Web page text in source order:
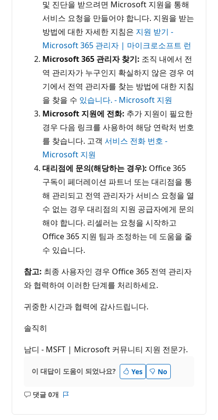
및 진단을 받으려면 Microsoft 지원을 통해
서비스 요청을 만들어야 합니다. 지원을 받는
방법에 대한 자세한 지침은 지원 받기 -
Microsoft 365 관리자 | 마이크로소프트 런
Microsoft 365 관리자 찾기: 조직 내에서 전
역 관리자가 누구인지 확실하지 않은 경우 여
기에서 전역 관리자를 찾는 방법에 대한 지침
을 찾을 수 있습니다. - Microsoft 지원
Microsoft 지원에 전화: 추가 지원이 필요한
경우 다음 링크를 사용하여 해당 연락처 번호
를 찾습니다. 고객 서비스 전화 번호 -
Microsoft 지원
대리점에 문의(해당하는 경우): Office 365
구독이 페더레이션 파트너 또는 대리점을 통
해 관리되고 전역 관리자가 서비스 요청을 열
수 없는 경우 대리점의 지원 공급자에게 문의
해야 합니다. 리셀러는 요청을 시작하고
Office 365 지원 팀과 조정하는 데 도움을 줄
수 있습니다.
참고: 최종 사용자인 경우 Office 365 전역 관리자
와 협력하여 이러한 단계를 처리하세요.
귀중한 시간과 협력에 감사드립니다.
솔직히
남디 - MSFT | Microsoft 커뮤니티 지원 전문가.
이 대답이 도움이 되었나요? Yes No
댓글 0개
설